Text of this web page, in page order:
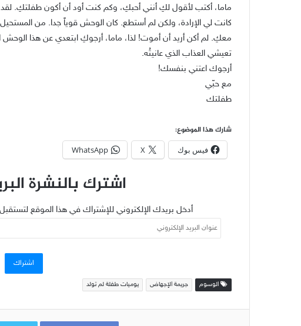
ماما، أكتب لأقول لكِ أنني أحبكِ، وكم كنت أود أن أكون
كانت لي الإرادة، ولكن لم أستطع. كان الوحش قوياً جدا. من
معكِ. لم أكن أريد أن أموت! لذا، ماما، أرجوكِ ابتعدي عن هذا الوحش
تعيشي العذاب الذي عانيتُه.
أرجوك اعتني بنفسك!
مع حبّي
طفلتك
شارك هذا الموضوع:
فيس بوك X
WhatsApp
اشترك بالنشرة
أدخل بريدك الإلكتروني للإشتراك في هذا الموقع
عنوان
البريد
اشتراك
الوسوم جريمة الإجهاض يوميات طفلة لم تولد